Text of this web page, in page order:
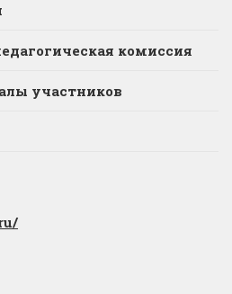
комиссия
участников